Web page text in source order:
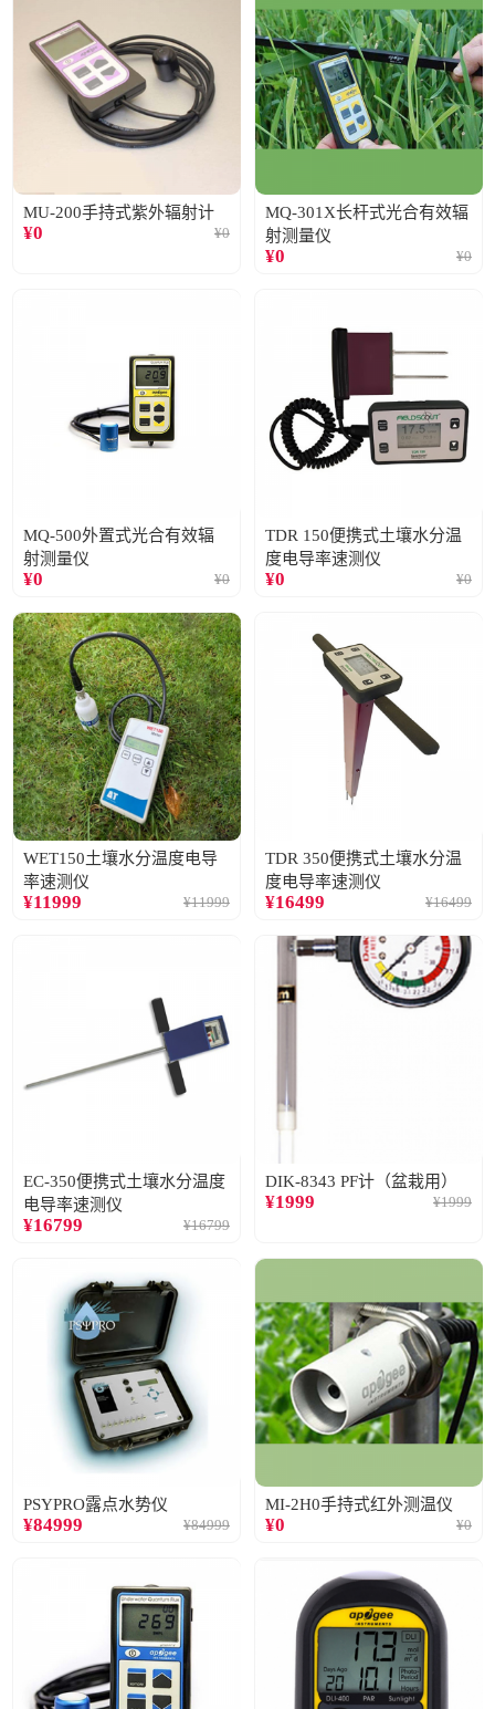
MU-200手持式紫外辐射计
¥0 ¥0
MQ-301X长杆式光合有效辐
射测量仪
¥0 ¥0
MQ-500外置式光合有效辐
射测量仪
¥0 ¥0
TDR 150便携式土壤水分温
度电导率速测仪
¥0 ¥0
WET150土壤水分温度电导
率速测仪
¥11999 ¥11999
TDR 350便携式土壤水分温
度电导率速测仪
¥16499 ¥16499
EC-350便携式土壤水分温度
电导率速测仪
¥16799 ¥16799
DIK-8343 PF计（盆栽用）
¥1999 ¥1999
PSYPRO露点水势仪
¥84999 ¥84999
MI-2H0手持式红外测温仪
¥0 ¥0